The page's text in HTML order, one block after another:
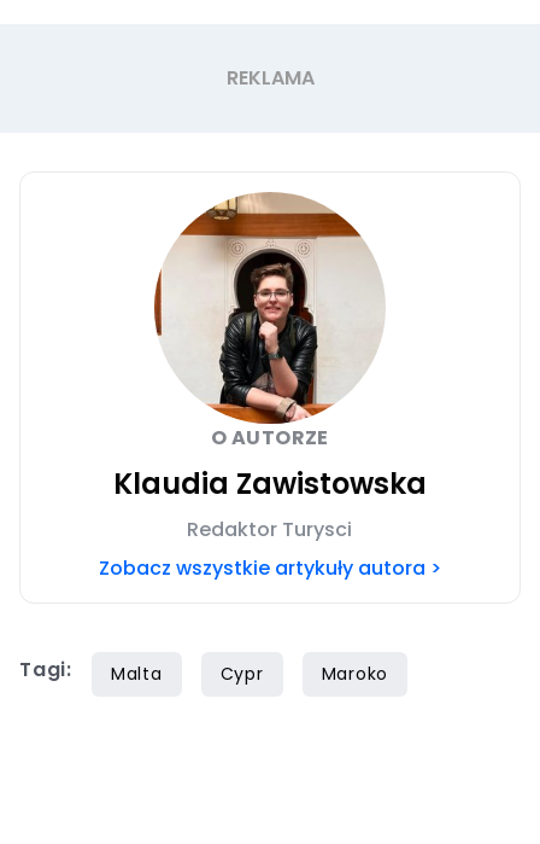
O AUTORZE
Klaudia Zawistowska
Redaktor Turysci
Zobacz wszystkie artykuły autora >
Tagi: Malta Cypr Maroko